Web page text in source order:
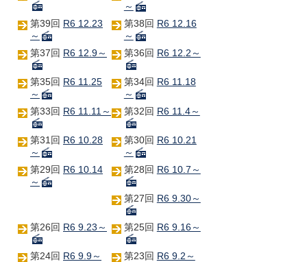
～
第39回 R6 12.23
～
第38回 R6 12.16
～
第37回 R6 12.9～ 第36回 R6 12.2～
第35回 R6 11.25
～
第34回 R6 11.18
～
第33回 R6 11.11～ 第32回 R6 11.4～
第31回 R6 10.28
～
第30回 R6 10.21
～
第29回 R6 10.14
～
第28回 R6 10.7～
第27回 R6 9.30～
第26回 R6 9.23～ 第25回 R6 9.16～
第24回 R6 9.9～ 第23回 R6 9.2～